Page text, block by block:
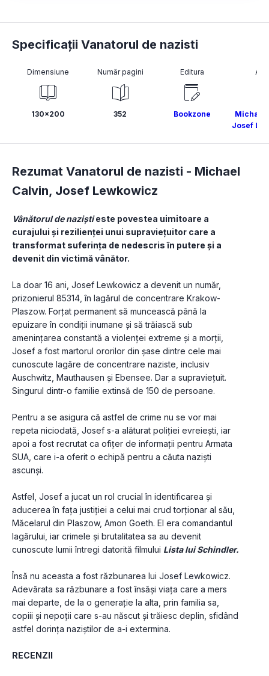
Specificații Vanatorul de nazisti
Dimensiune
130x200
Număr pagini
352
Editura
Bookzone
Michael
Josef
Rezumat Vanatorul de nazisti - Michael
Calvin, Josef Lewkowicz
Vânătorul de naziști este povestea uimitoare a
curajului și rezilienței unui supraviețuitor care a
transformat suferința de nedescris în putere și a
devenit din victimă vânător.
La doar 16 ani, Josef Lewkowicz a devenit un număr,
prizonierul 85314, în lagărul de concentrare Krakow-
Plaszow. Forțat permanent să muncească până la
epuizare în condiții inumane și să trăiască sub
amenințarea constantă a violenței extreme și a morții,
Josef a fost martorul ororilor din șase dintre cele mai
cunoscute lagăre de concentrare naziste, inclusiv
Auschwitz, Mauthausen și Ebensee. Dar a supraviețuit.
Singurul dintr-o familie extinsă de 150 de persoane.
Pentru a se asigura că astfel de crime nu se vor mai
repeta niciodată, Josef s-a alăturat poliției evreiești, iar
apoi a fost recrutat ca ofițer de informații pentru Armata
SUA, care i-a oferit o echipă pentru a căuta naziști
ascunși.
Astfel, Josef a jucat un rol crucial în identificarea și
aducerea în fața justiției a celui mai crud torționar al său,
Măcelarul din Plaszow, Amon Goeth. El era comandantul
lagărului, iar crimele și brutalitatea sa au devenit
cunoscute lumii întregi datorită filmului Lista lui Schindler.
Însă nu aceasta a fost răzbunarea lui Josef Lewkowicz.
Adevărata sa răzbunare a fost însăși viața care a mers
mai departe, de la o generație la alta, prin familia sa,
copiii și nepoții care s-au născut şi trăiesc deplin, sfidând
astfel dorința naziștilor de a-i extermina.
RECENZII